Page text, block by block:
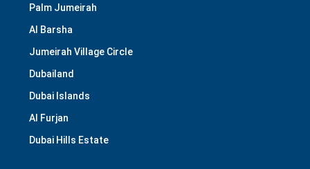
Palm Jumeirah
Al Barsha
Jumeirah Village Circle
Dubailand
Dubai Islands
Al Furjan
Dubai Hills Estate